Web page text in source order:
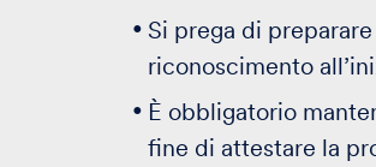
Si prega di
riconoscimento
È obbligatorio
fine di attestare la